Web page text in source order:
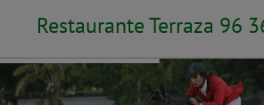
Restaurante Terraza 96